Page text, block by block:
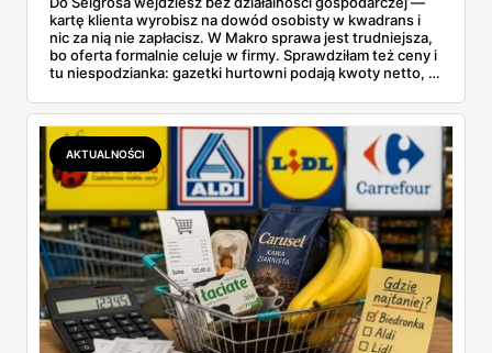
kartę klienta wyrobisz na dowód osobisty w kwadrans i
nic za nią nie zapłacisz. W Makro sprawa jest trudniejsza,
bo oferta formalnie celuje w firmy. Sprawdziłam też ceny i
tu niespodzianka: gazetki hurtowni podają kwoty netto, a
zawsze wygrywa — ta sama kawa ziarnista kosztuje w
Makro ponad dwa razy więcej niż w weekendowej
promocji dyskontu.
AKTUALNOŚCI